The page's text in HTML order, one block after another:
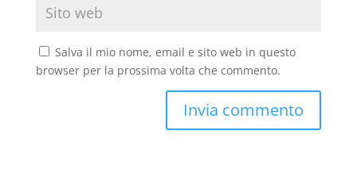
Salva il mio nome, email e sito web in questo
browser per la prossima volta che commento.